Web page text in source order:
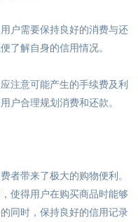
户需要保持良好的消费与还
了解自身的信用情况。
注意可能产生的手续费及利
户合理规划消费和还款。
者带来了极大的购物便利。
使得用户在购买商品时能够
同时，保持良好的信用记录